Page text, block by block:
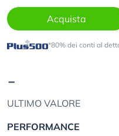
Acquista
*80% dei conti al
-
ULTIMO VALORE
PERFORMANCE